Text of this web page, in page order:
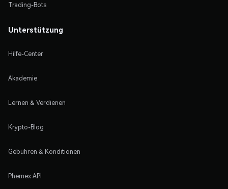
Trading-Bots
Unterstützung
Hilfe-Center
Akademie
Lernen & Verdienen
Krypto-Blog
Gebühren & Konditionen
Phemex API